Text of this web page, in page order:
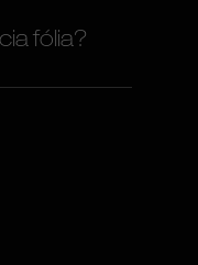
fólia?